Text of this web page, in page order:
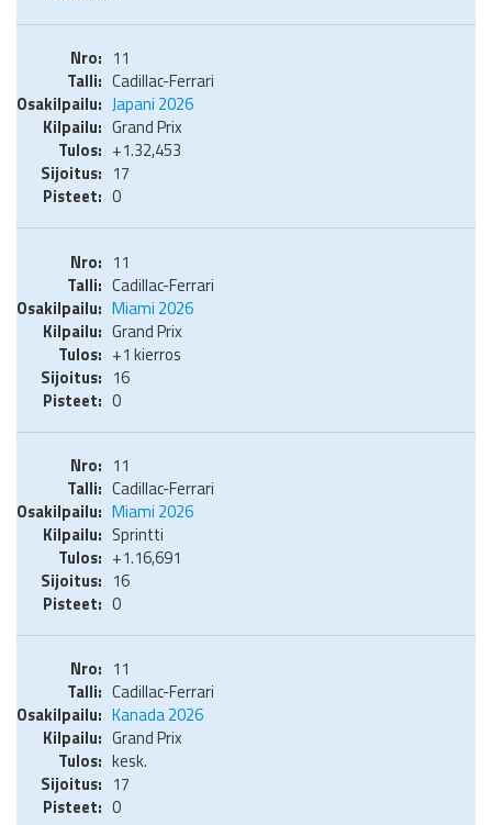
11
Cadillac-Ferrari
Japani 2026
Grand Prix
+1.32,453
17
0
11
Cadillac-Ferrari
Miami 2026
Grand Prix
+1 kierros
16
0
11
Cadillac-Ferrari
Miami 2026
Sprintti
+1.16,691
16
0
11
Cadillac-Ferrari
Kanada 2026
Grand Prix
kesk.
17
0